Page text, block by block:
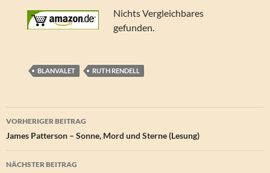
Nichts Vergleichbares
gefunden.
BLANVALET RUTH RENDELL
Beitragsnavigation
VORHERIGER BEITRAG
James Patterson – Sonne, Mord und Sterne (Lesung)
NÄCHSTER BEITRAG